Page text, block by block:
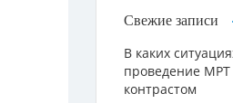
Свежие записи
В каких
проведение МРТ
контрастом